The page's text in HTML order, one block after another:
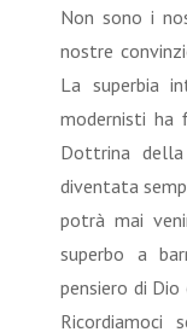
Non sono i
nostre
La superbia
modernisti ha
Dottrina
diventata
potrà mai
superbo a
pensiero di